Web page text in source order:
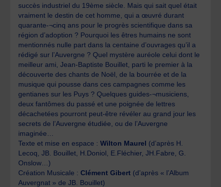
succès industriel du 19ème siècle. Mais qui sait quel était
vraiment le destin de cet homme, qui a œuvré durant
quarante-¬cinq ans pour le progrès scientifique dans sa
région d’adoption ? Pourquoi les êtres humains ne sont
mentionnés nulle part dans la centaine d’ouvrages qu’il a
rédigé sur l’Auvergne ? Quel mystère auréole celui dont le
meilleur ami, Jean-Baptiste Bouillet, parti le premier à la
découverte des chants de Noël, de la bourrée et de la
musique qui pousse dans ces campagnes comme les
gentianes sur les Puys ? Quelques guides-¬musiciens,
deux fantômes du passé et une poignée de lettres
décachetées pourront peut-être révéler au grand jour les
secrets de l’Auvergne étudiée, ou de l’Auvergne
imaginée…
Texte et mise en espace :Wilton Maurel (d’après H.
Lecoq, JB. Bouillet, H.Doniol, E.Fléchier, JH.Fabre, G.
Onslow…)
Création Musicale :Clément Gibert (d’après « l’Album
Auvergnat » de JB. Bouillet)